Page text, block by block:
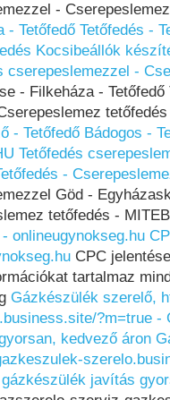
-
Tetőfedő Tetőfedés -
Kocsibeállók
cserepeslemezzel -
- Filkeháza - Tetőfedő
- Tetőfedő Bádogos -
Tetőfedés
-
Göd -
tetőfedés -
onlineugynokseg.hu
CPC
tartalmaz
Gázkészülék szerelő,
?m=true -
kedvező áron
javítás